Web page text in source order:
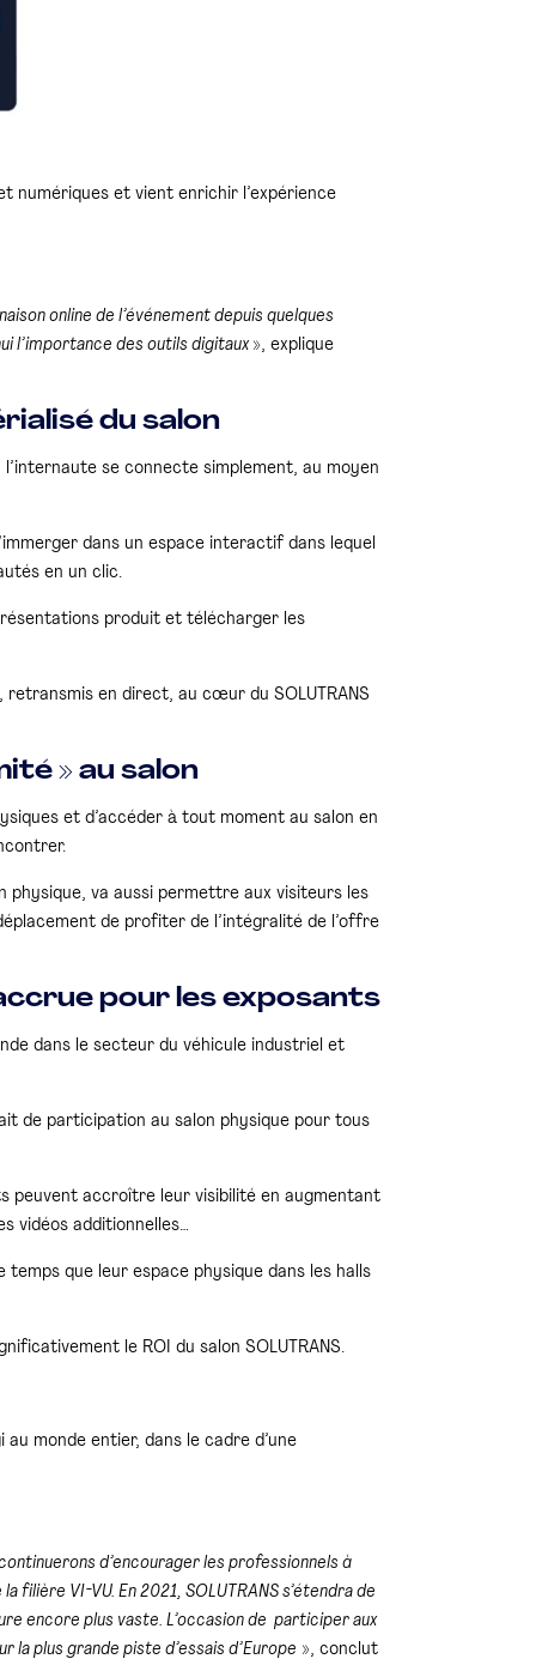
numériques et vient enrichir l’expérience
online de l’événement depuis quelques
l’importance des outils digitaux », explique
du salon
se connecte simplement, au moyen
dans un espace interactif dans lequel
en un clic.
produit et télécharger les
en direct, au cœur du SOLUTRANS
» au salon
et d’accéder à tout moment au salon en
physique, va aussi permettre aux visiteurs les
de profiter de l’intégralité de l’offre
pour les exposants
dans le secteur du véhicule industriel et
de participation au salon physique pour tous
peuvent accroître leur visibilité en augmentant
vidéos additionnelles…
temps que leur espace physique dans les halls
le ROI du salon SOLUTRANS.
au monde entier, dans le cadre d’une
d’encourager les professionnels à
VI-VU. En 2021, SOLUTRANS s’étendra de
encore plus vaste. L’occasion de participer aux
plus grande piste d’essais d’Europe », conclut